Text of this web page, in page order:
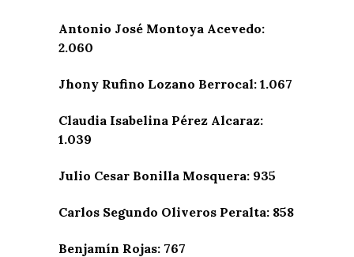
Antonio José Montoya Acevedo:
2.060
Jhony Rufino Lozano Berrocal: 1.067
Claudia Isabelina Pérez Alcaraz:
1.039
Julio Cesar Bonilla Mosquera: 935
Carlos Segundo Oliveros Peralta: 858
Benjamín Rojas: 767